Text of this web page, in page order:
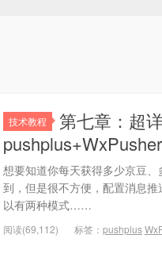
技术教程
第七章：超
pushplus+WxPusher
想要知道你每天获得多少京豆
到，但是很不方便，配置消息
以有两种模式……
阅读(69,112) 标签： pushplus